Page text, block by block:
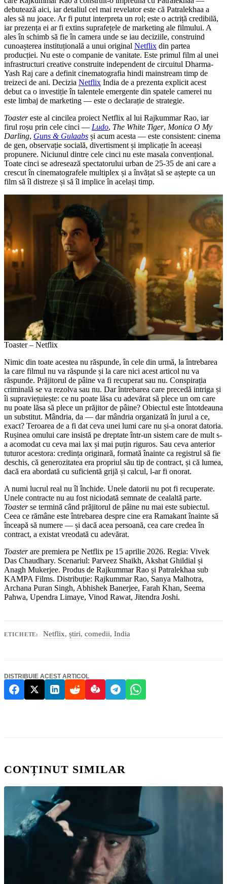
debutează aici, iar detaliul cel mai revelator este că Patralekhaa a
ales să nu joace. Ar fi putut interpreta un rol; este o actriță credibilă,
iar prezența ei ar fi extins suprafețele de marketing ale filmului. A
ales în schimb să fie în camera unde se iau deciziile, construind
cunoașterea instituțională a unui original Netflix din partea
producției. Nu este o companie de vanitate. Este primul film al unei
infrastructuri creative construite independent de circuitul Dharma-
Yash Raj care a definit cinematografia hindi mainstream timp de
treizeci de ani. Decizia Netflix India de a prezenta explicit acest
debut ca o investiție în talentele emergente din spatele camerei nu
este limbaj de marketing — este o declarație de strategie.
Toastereste al cincilea proiect Netflix al lui Rajkummar Rao, iar
firul roșu prin cele cinci — Ludo, The White Tiger, Monica O My
Darling, Guns & Gulaabs și acum acesta — este consistent: cinema
de gen, observație socială, divertisment și implicație în aceeași
propunere. Niciunul dintre cele cinci nu este masala convențional.
Toate cinci se adresează spectatorului urban de 25-35 de ani care a
crescut în cinematografele multiplex și a învățat să se aștepte ca un
film să îl distreze și să îl implice în același timp.
Toaster – Netflix
Nimic din toate acestea nu răspunde, în cele din urmă, la întrebarea
la care filmul nu va răspunde și la care nici acest articol nu va
răspunde. Prăjitorul de pâine va fi recuperat sau nu. Conspirația
criminală se va rezolva sau nu. Dar întrebarea care precedă intriga și
îi supraviețuiește: ce nu poate lăsa cu adevărat să plece un om care
nu poate lăsa să plece un prăjitor de pâine? Obiectul este întotdeauna
un substitut. Mândria, da — dar mândria organizată în jurul a ce,
exact? Teroarea de a fi dat ceva unei lumi care nu și-a onorat datoria.
Rușinea omului care insistă pe dreptate într-un sistem care de mult s-
a acomodat cu ceva mai lax și mai puțin riguros. Sau ceva anterior
tuturor acestora: credința originară, formată înainte ca registrul să fie
deschis, că generozitatea era propriul său tip de contract, și că lumea,
dacă era abordată cu suficientă grijă și calcul, l-ar fi onorat.
A numi lucrul real nu îl închide. Unele datorii nu pot fi recuperate.
Unele contracte nu au fost niciodată semnate de cealaltă parte.
Toasterse termină când prăjitorul de pâine nu mai este subiectul.
Ceea ce rămâne este întrebarea despre cine era Ramakant înainte să
înceapă să numere — și dacă acea persoană, cea care credea în
contract, a existat vreodată cu adevărat.
Toasterare premiera pe Netflix pe 15 aprilie 2026. Regia: Vivek
Das Chaudhary. Scenariul: Parveez Shaikh, Akshat Ghildial și
Anagh Mukerjee. Produs de Rajkummar Rao și Patralekhaa sub
KAMPA Films. Distribuție: Rajkummar Rao, Sanya Malhotra,
Archana Puran Singh, Abhishek Banerjee, Farah Khan, Seema
Pahwa, Upendra Limaye, Vinod Rawat, Jitendra Joshi.
ETICHETE: Netflix, știri, comedii, India
DISTRIBUIE ACEST ARTICOL
CONȚINUT SIMILAR